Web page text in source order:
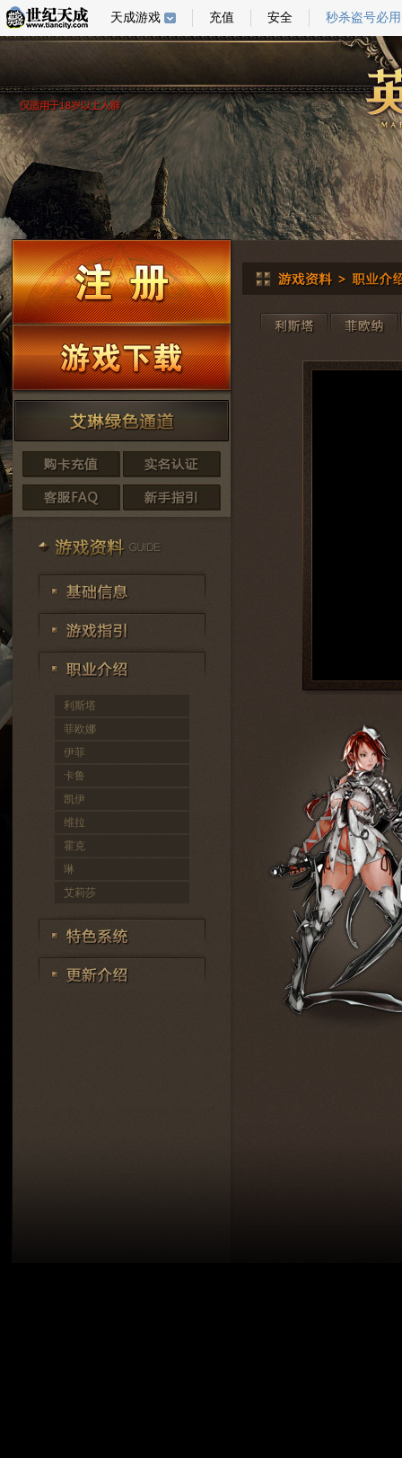
天成游戏 充值 安全 秒杀盗号必用
利斯塔
菲欧娜
伊菲
卡鲁
凯伊
维拉
霍克
琳
艾莉莎
商
世纪天成 | 上
沪ICP证 B2-
© 2026 NEXON